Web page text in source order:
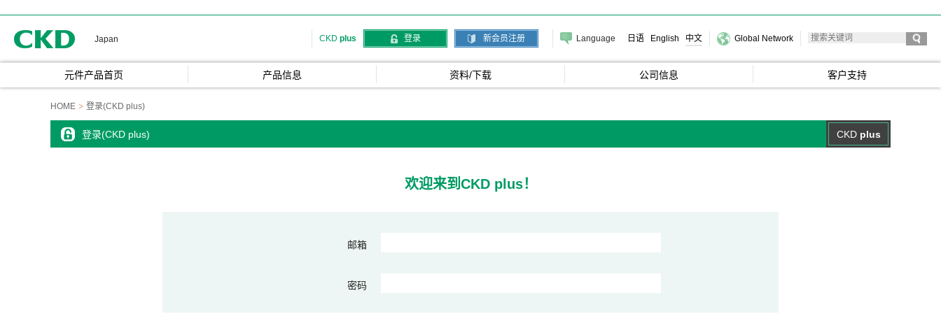
Japan CKD plus 登录 新会员注册 Language 日语 English 中文 Global Network
元件产品首页 产品信息 资料/下载 公司信息 客户支持
HOME 登录(CKD plus)
登录(CKD plus) CKD plus
欢迎来到CKD plus！
邮箱
密码